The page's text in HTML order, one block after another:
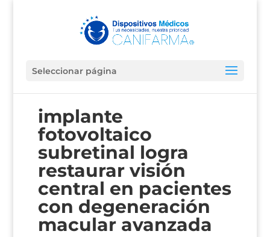
Seleccionar página
implante
fotovoltaico
subretinal logra
restaurar visión
central en pacientes
con degeneración
macular avanzada